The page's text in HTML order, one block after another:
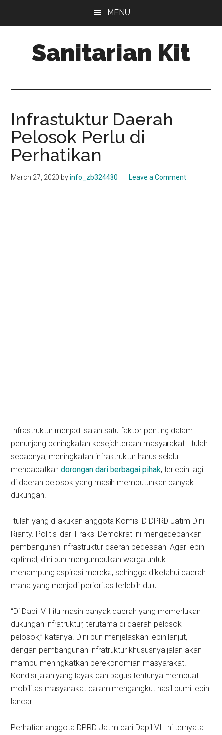
MENU
Sanitarian Kit
Infrastuktur Daerah
Pelosok Perlu di
Perhatikan
March 27, 2020 byinfo_zb324480 Leave a Comment
Infrastruktur menjadi salah satu faktor penting dalam
penunjang peningkatan kesejahteraan masyarakat. Itulah
sebabnya, meningkatan infrastruktur harus selalu
mendapatkandorongan dari berbagai pihak, terlebih lagi
di daerah pelosok yang masih membutuhkan banyak
dukungan.
Itulah yang dilakukan anggota Komisi D DPRD Jatim Dini
Rianty. Politisi dari Fraksi Demokrat ini mengedepankan
pembangunan infrastruktur daerah pedesaan. Agar lebih
optimal, dini pun mengumpulkan warga untuk
menampung aspirasi mereka, sehingga diketahui daerah
mana yang menjadi perioritas terlebih dulu.
“Di Dapil VII itu masih banyak daerah yang memerlukan
dukungan infratruktur, terutama di daerah pelosok-
pelosok,” katanya. Dini pun menjelaskan lebih lanjut,
dengan pembangunan infratruktur khususnya jalan akan
mampu meningkatkan perekonomian masyarakat.
Kondisi jalan yang layak dan bagus tentunya membuat
mobilitas masyarakat dalam mengangkut hasil bumi lebih
lancar.
Perhatian anggota DPRD Jatim dari Dapil VII ini ternyata